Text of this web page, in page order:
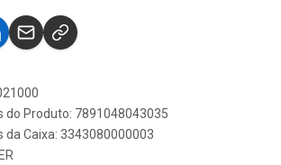
do Produto: 7891048043035
da Caixa: 3343080000003